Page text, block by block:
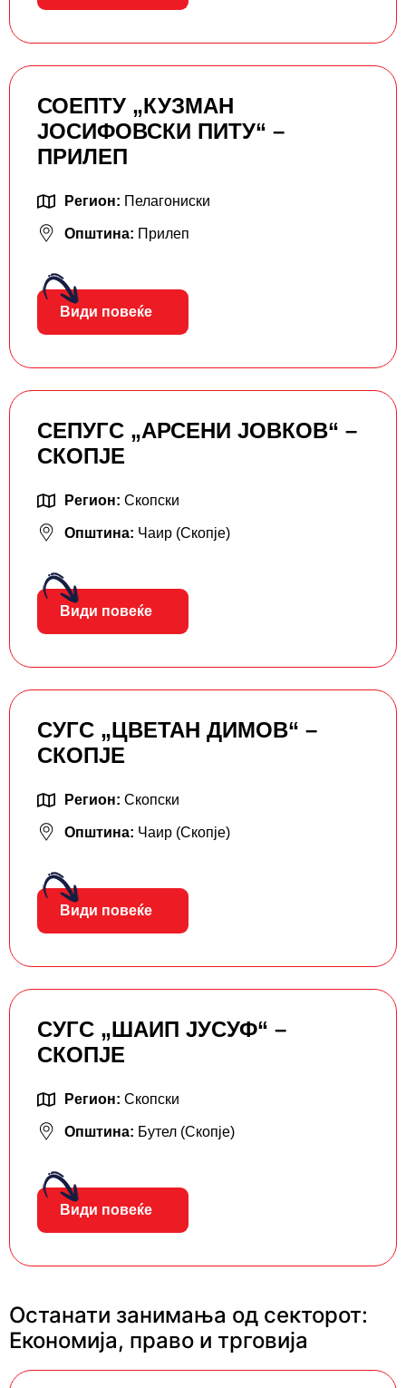
СОЕПТУ „КУЗМАН
ЈОСИФОВСКИ ПИТУ“ –
ПРИЛЕП
Регион: Пелагониски
Општина: Прилеп
Види повеќе
СЕПУГС „АРСЕНИ ЈОВКОВ“ –
СКОПЈЕ
Регион: Скопски
Општина: Чаир (Скопје)
Види повеќе
СУГС „ЦВЕТАН ДИМОВ“ –
СКОПЈЕ
Регион: Скопски
Општина: Чаир (Скопје)
Види повеќе
СУГС „ШАИП ЈУСУФ“ –
СКОПЈЕ
Регион: Скопски
Општина: Бутел (Скопје)
Види повеќе
Останати занимања од секторот:
Економија, право и трговија